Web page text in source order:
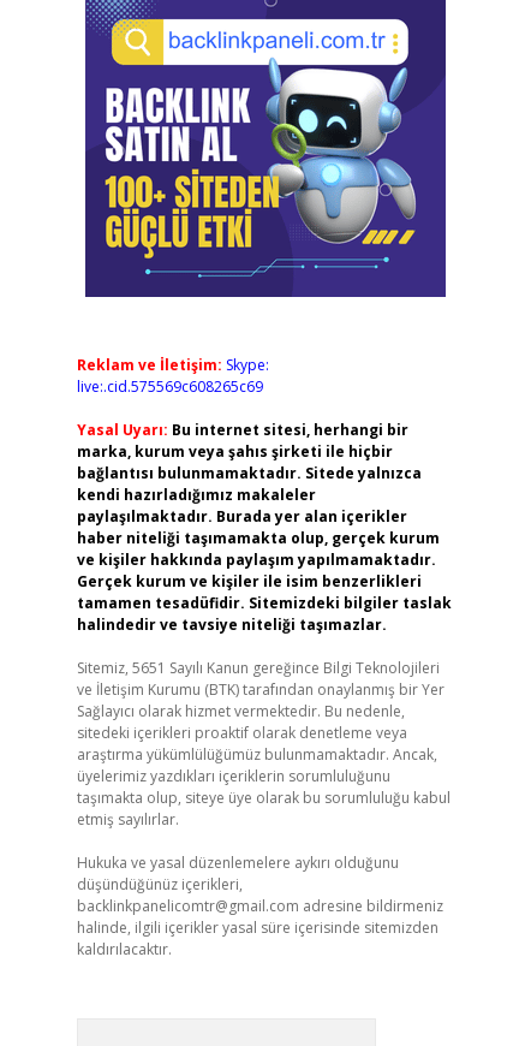
Reklam ve İletişim: Skype:
live:.cid.575569c608265c69
Yasal Uyarı: Bu internet sitesi, herhangi bir
marka, kurum veya şahıs şirketi ile hiçbir
bağlantısı bulunmamaktadır. Sitede yalnızca
kendi hazırladığımız makaleler
paylaşılmaktadır. Burada yer alan içerikler
haber niteliği taşımamakta olup, gerçek kurum
ve kişiler hakkında paylaşım yapılmamaktadır.
Gerçek kurum ve kişiler ile isim benzerlikleri
tamamen tesadüfidir. Sitemizdeki bilgiler taslak
halindedir ve tavsiye niteliği taşımazlar.
Sitemiz, 5651 Sayılı Kanun gereğince Bilgi Teknolojileri
ve İletişim Kurumu (BTK) tarafından onaylanmış bir Yer
Sağlayıcı olarak hizmet vermektedir. Bu nedenle,
sitedeki içerikleri proaktif olarak denetleme veya
araştırma yükümlülüğümüz bulunmamaktadır. Ancak,
üyelerimiz yazdıkları içeriklerin sorumluluğunu
taşımakta olup, siteye üye olarak bu sorumluluğu kabul
etmiş sayılırlar.
Hukuka ve yasal düzenlemelere aykırı olduğunu
düşündüğünüz içerikleri,
backlinkpanelicomtr@gmail.com adresine bildirmeniz
halinde, ilgili içerikler yasal süre içerisinde sitemizden
kaldırılacaktır.